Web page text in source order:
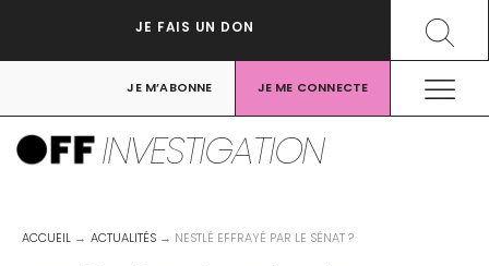
JE FAIS UN DON
JE M’ABONNE JE ME CONNECTE
INVESTIGATION
ACCUEIL ACTUALITÉS NESTLÉ EFFRAYÉ PAR LE SÉNAT ?